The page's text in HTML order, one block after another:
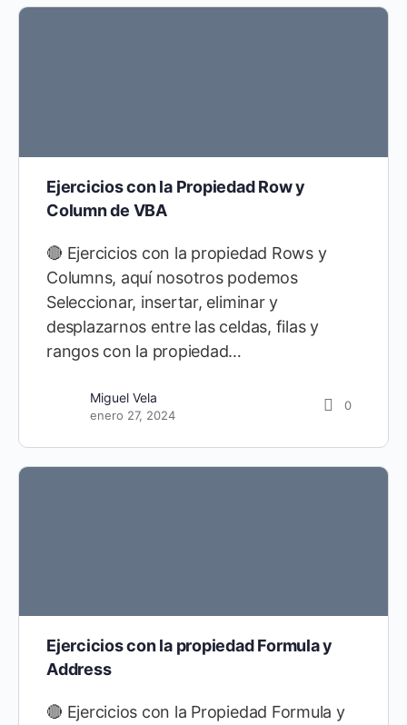
Ejercicios con la Propiedad Row y
Column de VBA
🔴 Ejercicios con la propiedad Rows y
Columns, aquí nosotros podemos
Seleccionar, insertar, eliminar y
desplazarnos entre las celdas, filas y
rangos con la propiedad…
Miguel Vela
enero 27, 2024
0
Ejercicios con la propiedad Formula y
Address
🔴 Ejercicios con la Propiedad Formula y